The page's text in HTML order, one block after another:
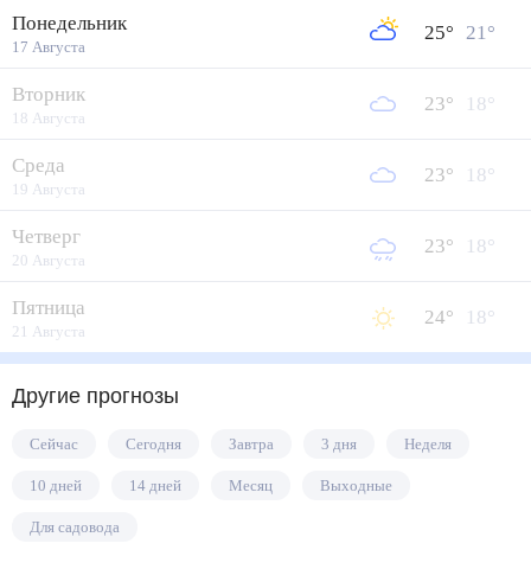
Понедельник
17 Августа
25° 21°
Вторник
18 Августа
23° 18°
Среда
19 Августа
23° 18°
Четверг
20 Августа
23° 18°
Пятница
21 Августа
24° 18°
Другие прогнозы
Сейчас Сегодня Завтра 3 дня Неделя
10 дней 14 дней Месяц Выходные
Для садовода